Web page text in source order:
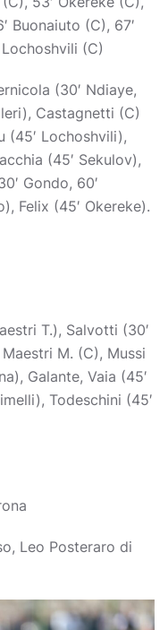
Buonaiuto (C), 67′
(C)
(30′ Ndiaye,
Castagnetti (C)
(45′ Lochoshvili),
(45′ Sekulov),
Gondo, 60′
Felix (45′ Okereke).
T.), Salvotti (30′
M. (C), Mussi
Galante, Vaia (45′
Todeschini (45′
Leo Posteraro di